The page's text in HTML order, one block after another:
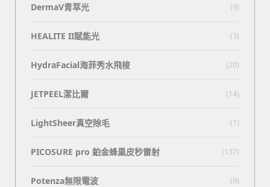
DermaV青萃光 (9)
HEALITE II賦能光 (3)
HydraFacial海菲秀水飛梭 (20)
JETPEEL潔比爾 (14)
LightSheer真空除毛 (1)
PICOSURE pro 鉑金蜂巢皮秒雷射 (137)
Potenza無限電波 (9)